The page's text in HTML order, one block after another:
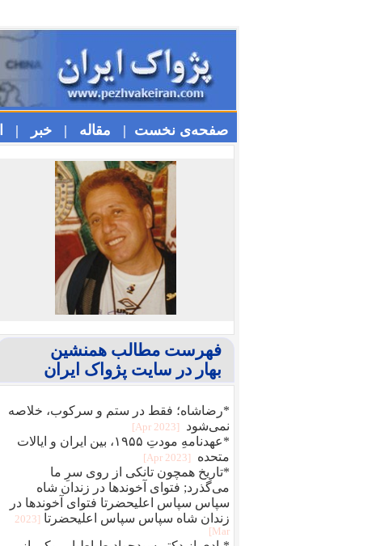
صفحه‌ی نخست | مقاله | خبر |
فهرست مطالب همنشین
بهار در سایت پژواک ایران
*رضاشاه؛ فقط در ستم و سرکوب، خلاصه
نمی‌شود
[2023 Apr]
*عهدنامهِ مودتِ ۱۹۵۵، بین ایران و ایالات
متحده
[2023 Apr]
*تاریخ همچون تانکی از روی سرِ ما
می‌گذرد; فتوای آخوندها در زندان شاه
سپاس سپاس اعلیحضرتا فتوای آخوندها در
زندان شاه سپاس سپاس اعلیحضرتا
[2023
Mar]